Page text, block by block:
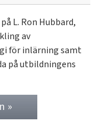
L. Ron Hubbard,
av
för inlärning samt
på utbildningens
»